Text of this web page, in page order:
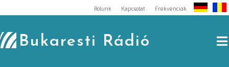
to
content
Rólunk Kapcsolat Frekvenciák
Bukaresti Rádió